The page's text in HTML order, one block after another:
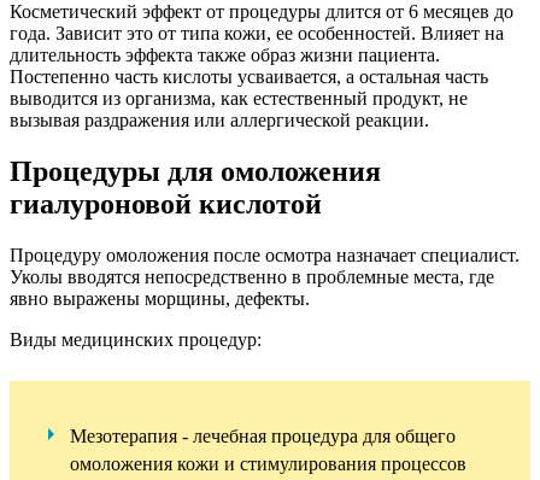
Косметический эффект от процедуры длится от 6 месяцев до
года. Зависит это от типа кожи, ее особенностей. Влияет на
длительность эффекта также образ жизни пациента.
Постепенно часть кислоты усваивается, а остальная часть
выводится из организма, как естественный продукт, не
вызывая раздражения или аллергической реакции.
Процедуры для омоложения
гиалуроновой кислотой
Процедуру омоложения после осмотра назначает специалист.
Уколы вводятся непосредственно в проблемные места, где
явно выражены морщины, дефекты.
Виды медицинских процедур:
Мезотерапия - лечебная процедура для общего
омоложения кожи и стимулирования процессов